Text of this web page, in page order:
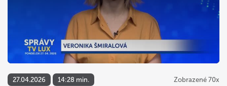
27.04.2026 14:28 min. Zobrazené 70x